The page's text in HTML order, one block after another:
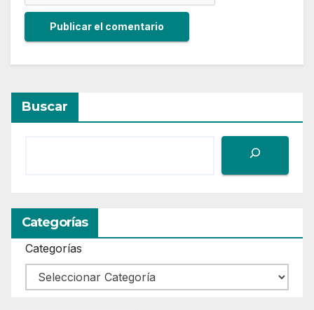
Buscar
Categorías
Categorías